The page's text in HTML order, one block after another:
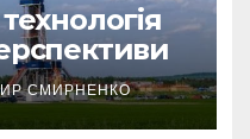
СМИРНЕНКО